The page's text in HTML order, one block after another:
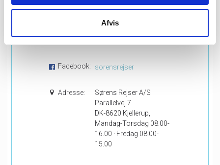
Afvis
Facebook: sorensrejser
Adresse:
Sørens Rejser A/S
Parallelvej 7
DK-8620 Kjellerup,
Mandag-Torsdag 08.00-
16.00 · Fredag 08.00-
15.00